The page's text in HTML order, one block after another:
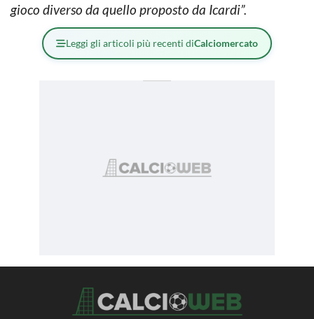
gioco diverso da quello proposto da Icardi”.
Leggi gli articoli più recenti diCalciomercato